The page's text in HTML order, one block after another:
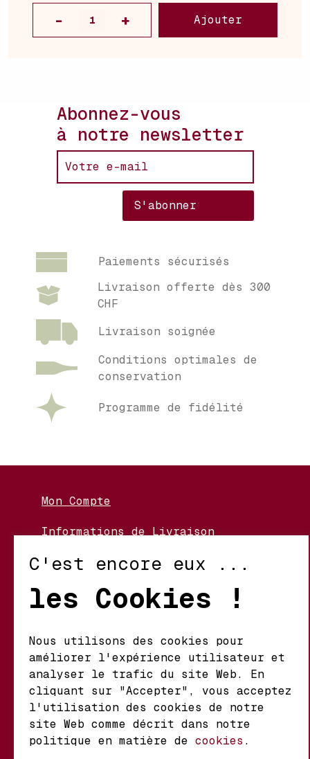
Ajouter
Abonnez-vous
à notre newsletter
Paiements sécurisés
Livraison offerte dès 300
CHF
Livraison soignée
Conditions optimales de
conservation
Programme de fidélité
Mon Compte
Informations de Livraison
Conditions d’Utilisation
Mathieu S.A. Vins fins
d'origine
Chemin du Coteau 29 A
1123 Aclens Suisse
C'est encore eux ...
les Cookies !
Nous utilisons des cookies pour
améliorer l'expérience utilisateur et
analyser le trafic du site Web. En
cliquant sur "Accepter", vous acceptez
l'utilisation des cookies de notre
site Web comme décrit dans notre
politique en matière de cookies .